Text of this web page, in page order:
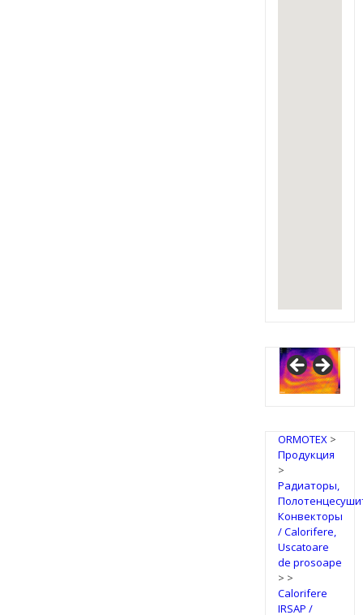
ORMOTEX>
Продукция
>
Радиаторы,
Конвекторы
/ Calorifere,
Uscatoare
de prosoape
> >
Calorifere
IRSAP /